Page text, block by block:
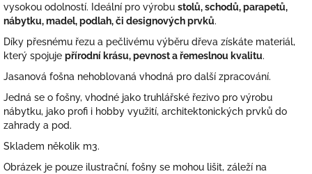
vysokou odolností. Ideální pro výrobu stolů, schodů, parapetů,
nábytku, madel, podlah, či designových prvků.
Díky přesnému řezu a pečlivému výběru dřeva získáte materiál,
který spojuje přírodní krásu, pevnost a řemeslnou kvalitu.
Jasanová fošna nehoblovaná vhodná pro další zpracování.
Jedná se o fošny, vhodné jako truhlářské řezivo pro výrobu
nábytku, jako profi i hobby využití, architektonických prvků do
zahrady a pod.
Skladem několik m3.
Obrázek je pouze ilustrační, fošny se mohou lišit, záleží na